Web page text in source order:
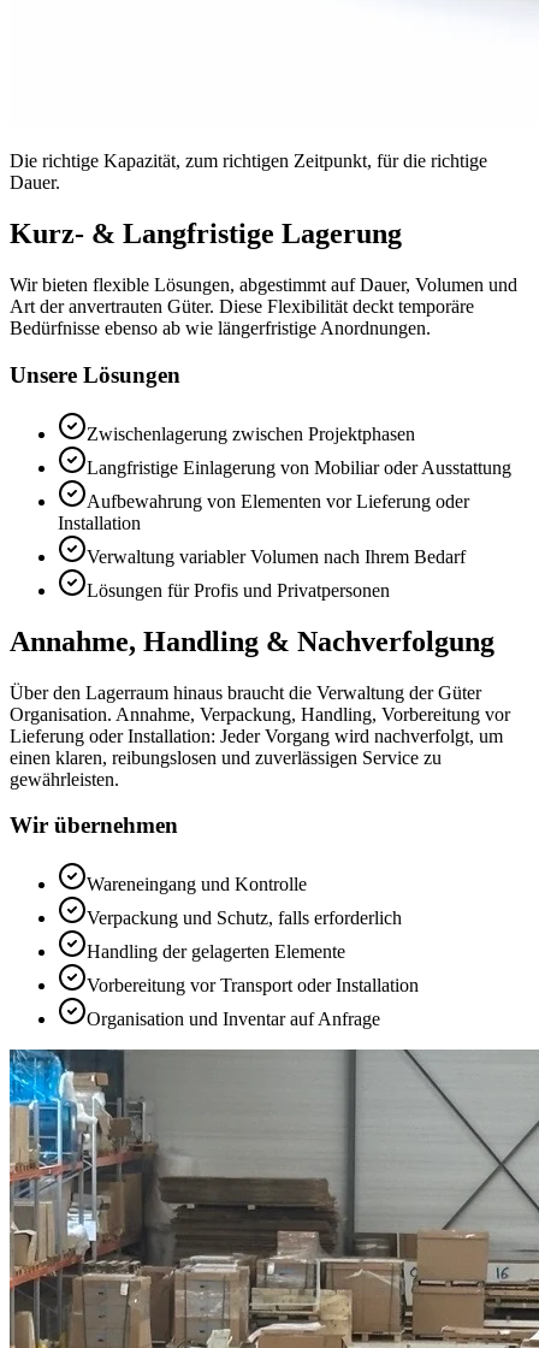
Die richtige Kapazität, zum richtigen Zeitpunkt, für die richtige
Dauer.
Kurz- & Langfristige Lagerung
Wir bieten flexible Lösungen, abgestimmt auf Dauer, Volumen und
Art der anvertrauten Güter. Diese Flexibilität deckt temporäre
Bedürfnisse ebenso ab wie längerfristige Anordnungen.
Unsere Lösungen
Zwischenlagerung zwischen Projektphasen
Langfristige Einlagerung von Mobiliar oder Ausstattung
Aufbewahrung von Elementen vor Lieferung oder
Installation
Verwaltung variabler Volumen nach Ihrem Bedarf
Lösungen für Profis und Privatpersonen
Annahme, Handling & Nachverfolgung
Über den Lagerraum hinaus braucht die Verwaltung der Güter
Organisation. Annahme, Verpackung, Handling, Vorbereitung vor
Lieferung oder Installation: Jeder Vorgang wird nachverfolgt, um
einen klaren, reibungslosen und zuverlässigen Service zu
gewährleisten.
Wir übernehmen
Wareneingang und Kontrolle
Verpackung und Schutz, falls erforderlich
Handling der gelagerten Elemente
Vorbereitung vor Transport oder Installation
Organisation und Inventar auf Anfrage